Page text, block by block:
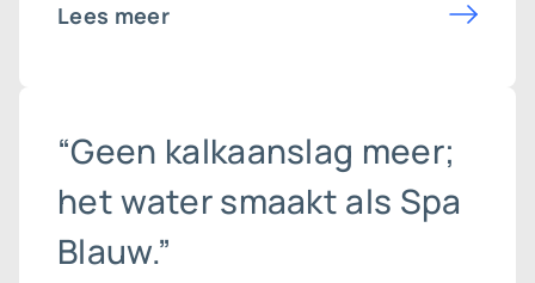
Lees meer
“Geen kalkaanslag meer;
het water smaakt als Spa
Blauw.”